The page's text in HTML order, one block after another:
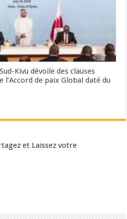
Kivu dévoile des clauses
de paix Global daté du
et Laissez votre